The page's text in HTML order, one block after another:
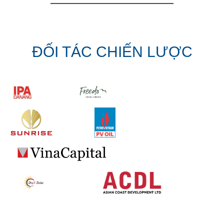
ĐỐI TÁC CHIẾN LƯỢC